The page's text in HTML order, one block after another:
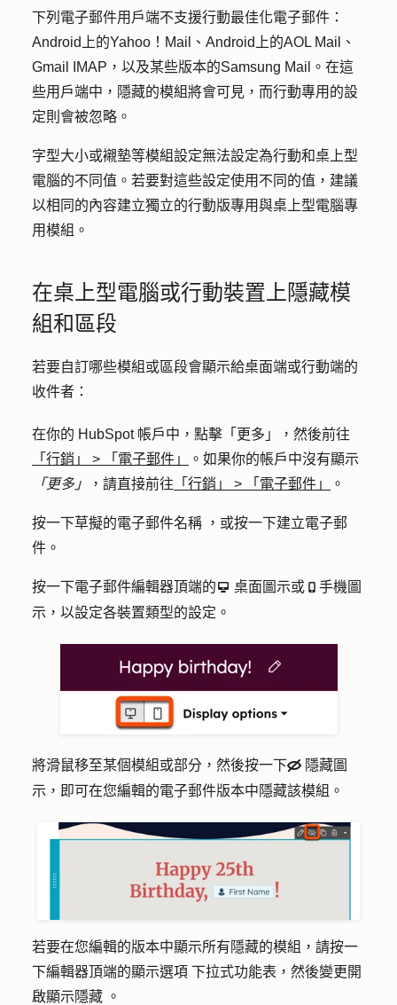
下列電子郵件用戶端不支援行動最佳化電子郵件：
Android上的Yahoo！Mail、Android上的AOL Mail、
Gmail IMAP，以及某些版本的Samsung Mail。在這
些用戶端中，隱藏的模組將會可見，而行動專用的設
定則會被忽略。
字型大小或襯墊等模組設定無法設定為行動和桌上型
電腦的不同值。若要對這些設定使用不同的值，建議
以相同的內容建立獨立的行動版專用與桌上型電腦專
用模組。
在桌上型電腦或行動裝置上隱藏模
組和區段
若要自訂哪些模組或區段會顯示給桌面端或行動端的
收件者：
在你的 HubSpot 帳戶中，點擊 「更多」
，然後前往
「行銷」
> 「電子郵件」
。如果你的帳戶中沒有顯示
「更多」
，請直接前往 「行銷」 > 「電子郵件」 。
按一下草擬的電子郵件名稱 ，或按一下建立電子郵
件 。
按一下電子郵件編輯器頂端的desktop 桌面圖示或 mobile 手機圖
示 ，以設定各裝置類型的設定。
將滑鼠移至某個模組或部分，然後按一下hide 隱藏圖
示 ，即可在您編輯的電子郵件版本中隱藏該模組。
若要在您編輯的版本中顯示所有隱藏的模組，請按一
下編輯器頂端的顯示選項 下拉式功能表，然後變更開
啟顯示隱藏 。